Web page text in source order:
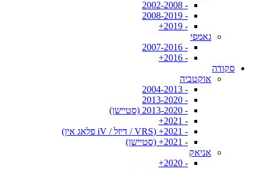
- 2002-2008
- 2008-2019
- 2019+
גאמפי
- 2007-2016
- 2016+
סקודה
אוקטביה
- 2004-2013
- 2013-2020
- 2013-2020 (סטיישן)
- 2021+
- 2021+ (VRS / דיזל / iV פלאג אין)
- 2021+ (סטיישן)
אניאק
- 2020+